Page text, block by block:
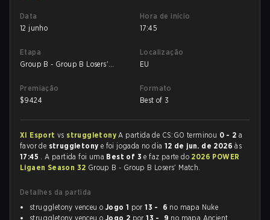
Data
12 junho
Hora de início
17:45
Etapa
Group B - Group B Losers'
Localização
EU
Premiação
$9424
Formato
Best of 3
XI Esport vs struggletonyA partida de CS:GO terminou 0 - 2 a
favor de struggletony e foi jogada no dia 12 de jun. de 2026às
17:45 . A partida foi uma Best of 3e faz parte do 2026 POWER
Ligaen Season 32 Group B - Group B Losers' Match.
Detalhes da partida
struggletony venceu o Jogo 1 por13 - 6 no mapa Nuke
struggletony venceu o Jogo 2 por13 - 9 no mapa Ancient